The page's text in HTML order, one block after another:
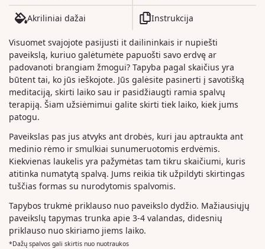
Akriliniai dažai Instrukcija
Visuomet svajojote pasijusti it dailininkais ir nupiešti
paveikslą, kuriuo galėtumėte papuošti savo erdvę ar
padovanoti brangiam žmogui? Tapyba pagal skaičius yra
būtent tai, ko jūs ieškojote. Jūs galėsite pasinerti į savotišką
meditaciją, skirti laiko sau ir pasidžiaugti ramia spalvų
terapiją. Šiam užsiėmimui galite skirti tiek laiko, kiek jums
patogu.
Paveikslas pas jus atvyks ant drobės, kuri jau aptraukta ant
medinio rėmo ir smulkiai sunumeruotomis erdvėmis.
Kiekvienas laukelis yra pažymėtas tam tikru skaičiumi, kuris
atitinka numatytą spalvą. Jums reikia tik užpildyti skirtingas
tuščias formas su nurodytomis spalvomis.
Tapybos trukmė priklauso nuo paveikslo dydžio. Mažiausiųjų
paveikslų tapymas trunka apie 3-4 valandas, didesnių
priklauso nuo skiriamo jiems laiko.
*Dažų spalvos gali skirtis nuo nuotraukos